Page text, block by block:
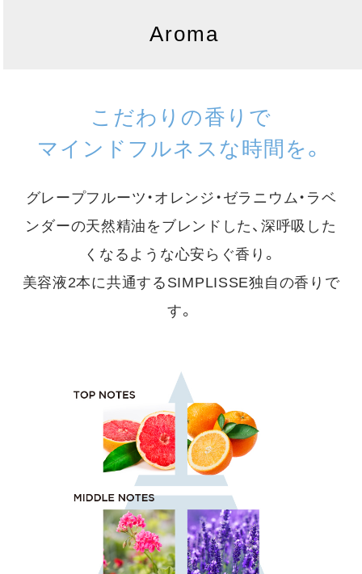
Aroma
こだわりの香りで
マインドフルネスな時間を。
グレープフルーツ・オレンジ・ゼラニウム・ラベ
ンダーの天然精油をブレンドした、 深呼吸した
くなるような心安らぐ香り。
美容液2本に共通するSIMPLISSE独自の香りで
す。